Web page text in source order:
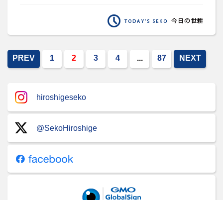
PREV 1 2 3 4 ... 87 NEXT
hiroshigeseko
@SekoHiroshige